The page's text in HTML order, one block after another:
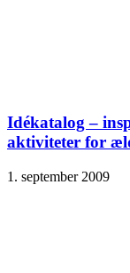
Idékatalog –
aktiviteter for
1. september 2009